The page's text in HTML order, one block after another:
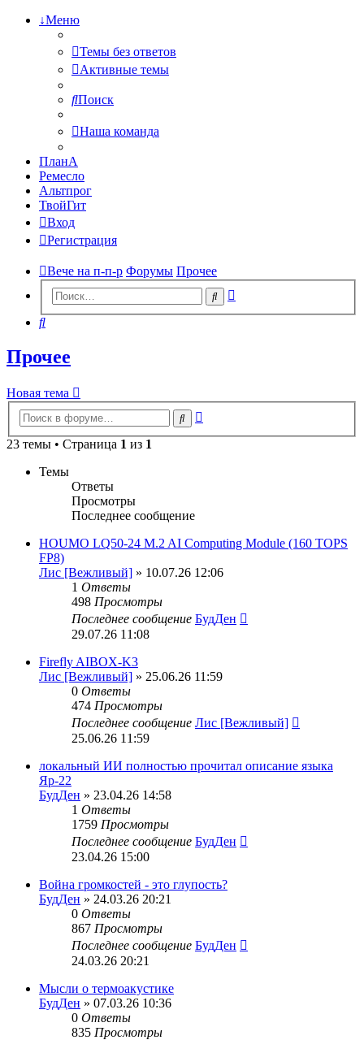
↓Меню
Темы без ответов
Активные темы
Поиск
Наша команда
ПланА
Ремесло
Альтпрог
ТвойГит
Вход
Регистрация
Вече на п-п-р Форумы Прочее
Поиск
Поиск
Прочее
Новая тема
Поиск
23 темы • Страница 1 из 1
Темы
Ответы
Просмотры
Последнее сообщение
HOUMO LQ50-24 M.2 AI Computing Module (160 TOPS
FP8)
Лис [Вежливый] » 10.07.26 12:06
1 Ответы
498 Просмотры
Последнее сообщение БудДен
29.07.26 11:08
Firefly AIBOX-K3
Лис [Вежливый] » 25.06.26 11:59
0 Ответы
474 Просмотры
Последнее сообщение Лис [Вежливый]
25.06.26 11:59
локальный ИИ полностью прочитал описание языка
Яр-22
БудДен » 23.04.26 14:58
1 Ответы
1759 Просмотры
Последнее сообщение БудДен
23.04.26 15:00
Война громкостей - это глупость?
БудДен » 24.03.26 20:21
0 Ответы
867 Просмотры
Последнее сообщение БудДен
24.03.26 20:21
Мысли о термоакустике
БудДен » 07.03.26 10:36
0 Ответы
835 Просмотры